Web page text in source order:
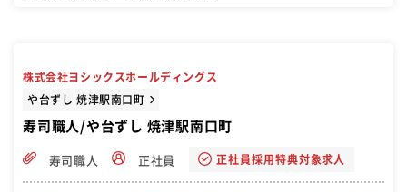
株式会社ヨシックスホールディングス
や台ずし 焼津駅南口町
寿司職人/や台ずし 焼津駅南口町
寿司職人 正社員 正社員採用特典対象求人